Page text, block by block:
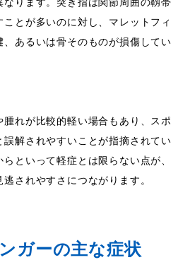
ります。突き指は関節周囲の靱帯
とが多いのに対し、マレットフィ
、あるいは骨そのものが損傷してい
腫れが比較的軽い場合もあり、スポ
解されやすいことが指摘されてい
といって軽症とは限らない点が、
されやすさにつながります。
ガーの主な症状